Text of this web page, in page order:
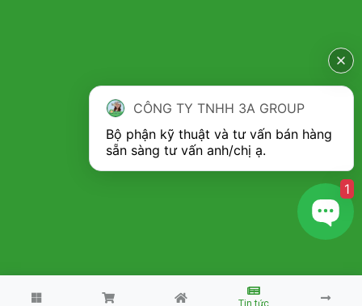
Copyright 2026 ©Máy nhà nông 3A
Tin tức
CÔNG TY TNHH 3A GROUP
Bộ phận kỹ thuật và tư vấn bán hàng
1